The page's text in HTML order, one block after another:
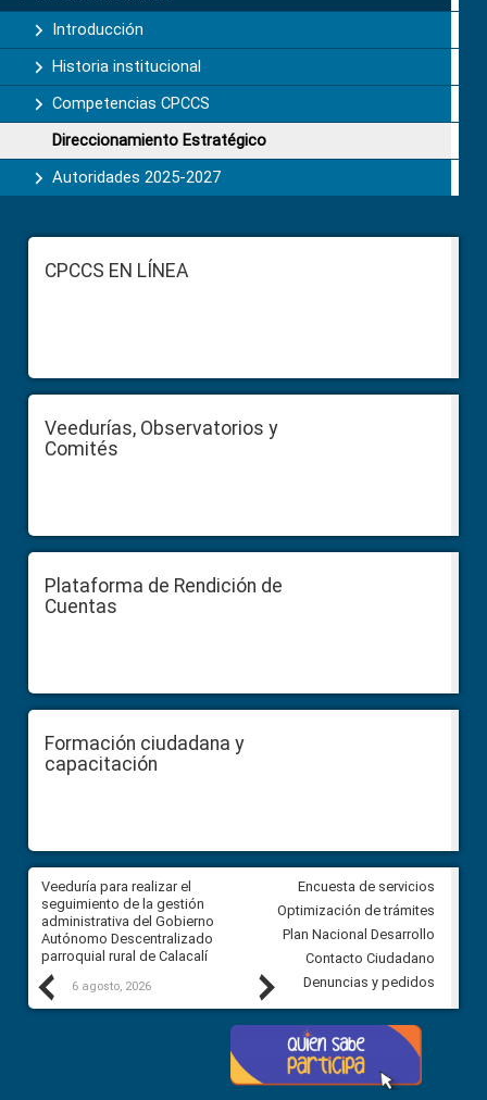
Sidebar
Introducción
Historia institucional
Competencias CPCCS
Direccionamiento Estratégico
Autoridades 2025-2027
FooterCPCCS EN LÍNEA
Veedurías, Observatorios y
Comités
Plataforma de Rendición de
Cuentas
Formación ciudadana y
capacitación
Previous
Veeduría para realizar el
seguimiento de la gestión
administrativa del Gobierno
Autónomo Descentralizado
parroquial rural de Calacalí
6 agosto, 2026
Veeduría para vigilar los
derivados de la Audiencia
comunidad Urbina, parroquia
Carolina
5 agosto, 2026
Next
Encuesta de servicios
Optimización de trámites
Plan Nacional Desarrollo
Contacto Ciudadano
Denuncias y pedidos